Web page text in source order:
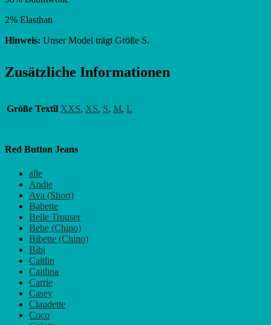
2% Elasthan
Hinweis: Unser Model trägt Größe S.
Zusätzliche Informationen
Größe Textil XXS, XS, S, M, L
Red Button Jeans
alle
Andie
Ava (Short)
Babette
Belle Trouser
Bebe (Chino)
Bibette (Chino)
Bibi
Caitlin
Caitlina
Carrie
Casey
Claudette
Coco